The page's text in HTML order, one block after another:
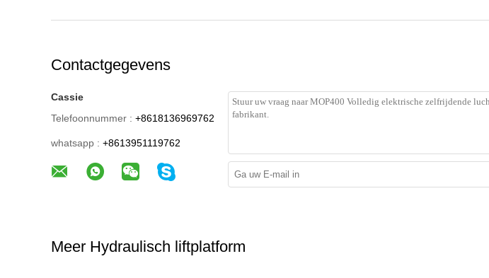
Contactgegevens
Cassie
Telefoonnummer : +8618136969762
whatsapp : +8613951119762
Meer Hydraulisch liftplatform